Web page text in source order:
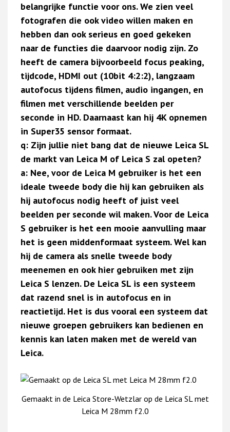
belangrijke functie voor ons. We zien veel
fotografen die ook video willen maken en
hebben dan ook serieus en goed gekeken
naar de functies die daarvoor nodig zijn. Zo
heeft de camera bijvoorbeeld focus peaking,
tijdcode, HDMI out (10bit 4:2:2), langzaam
autofocus tijdens filmen, audio ingangen, en
filmen met verschillende beelden per
seconde in HD. Daarnaast kan hij 4K opnemen
in Super35 sensor formaat.
q: Zijn jullie niet bang dat de nieuwe Leica SL
de markt van Leica M of Leica S zal opeten?
a: Nee, voor de Leica M gebruiker is het een
ideale tweede body die hij kan gebruiken als
hij autofocus nodig heeft of juist veel
beelden per seconde wil maken. Voor de Leica
S gebruiker is het een mooie aanvulling maar
het is geen middenformaat systeem. Wel kan
hij de camera als snelle tweede body
meenemen en ook hier gebruiken met zijn
Leica S lenzen. De Leica SL is een systeem
dat razend snel is in autofocus en in
reactietijd. Het is dus vooral een systeem dat
nieuwe groepen gebruikers kan bedienen en
kennis kan laten maken met de wereld van
Leica.
Gemaakt in de Leica Store-Wetzlar op de Leica SL met
Leica M 28mm f2.0